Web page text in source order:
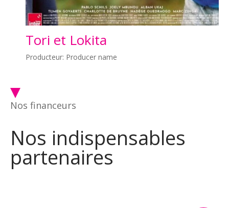
Tori et Lokita
Producteur: Producer name
Nos financeurs
Nos indispensables
partenaires